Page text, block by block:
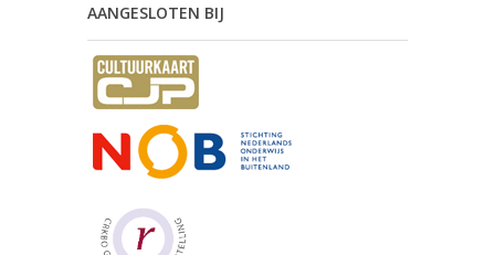
AANGESLOTEN BIJ